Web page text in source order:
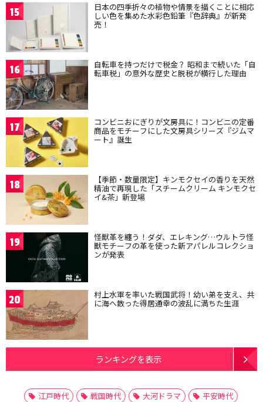
15 日本の四季折々の植物や情景を描くことに相応
しい色を集めた水彩色鉛筆『色辞典』が新発
売！
16 自転車を持つだけで税金？ 昭和まで続いた「自
転車税」の意外な歴史と脱税が横行した理由
17 コンビニおにぎりが文房具に！コンビニの定番
商品をモチーフにした文房具シリーズ『ジムマ
ート』誕生
18 【季節・数量限定】キンモクセイの香りを天然
精油で再現した「スチームクリーム キンモクセ
イ&茶」新登場
19 怪獣革を纏う！ダダ、エレキング…ウルトラ怪
獣モチーフの革を使った新アパレルコレクショ
ンが発表
20 村上水軍を率いた戦国武将！幼い弟を支え、共
に海へ散った得居通幸の波乱に満ちた生涯
ランキングを表示
江戸時代 戦国時代 大河ドラマ
平安時代